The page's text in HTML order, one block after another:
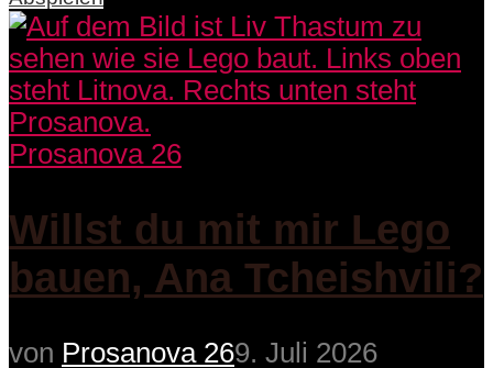
Prosanova 26
Willst du mit mir Lego
bauen, Ana Tcheishvili?
von Prosanova 269. Juli 2026